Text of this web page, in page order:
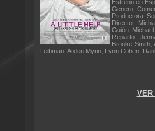
Estreno en
Genero:
Productora:
Director:
Guión:
Reparto:
Brooke
Leibman, Arden Myrin, Lynn Cohen,
VER